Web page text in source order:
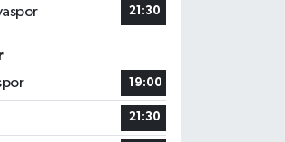
21:30
19:00
21:30